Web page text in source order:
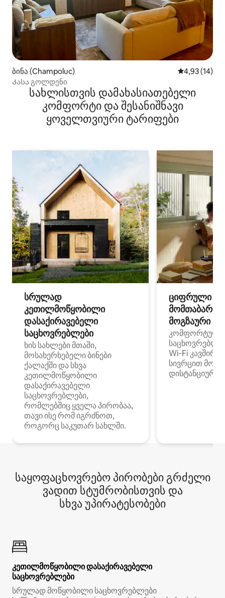
ბინა (Champoluc) საშუალო
4,93 (14)
Კასა გოლდენი
სახლისთვის დამახასიათებელი
კომფორტი და შესანიშნავი
ყოველთვიური ტარიფები
სრულად
კეთილმოწყობილი
დასაქირავებელი
საცხოვრებლები
ხის სახლები მთაში,
მოსახერხებელი ბინები
ქალაქში და სხვა
კეთილმოწყობილი
დასაქირავებელი
საცხოვრებლები,
რომლებშიც ყველა პირობაა,
თავი ისე რომ იგრძნოთ,
როგორც საკუთარ სახლში.
ციფრული
მოგზაური
კომფორტული
Wi‑Fi
სივრცით
დისტანციური
საყოფაცხოვრებო პირობები გრძელი
ვადით სტუმრობისთვის და
სხვა უპირატესობები
კეთილმოწყობილი დასაქირავებელი
საცხოვრებლები
სრულად მოწყობილი საცხოვრებლები